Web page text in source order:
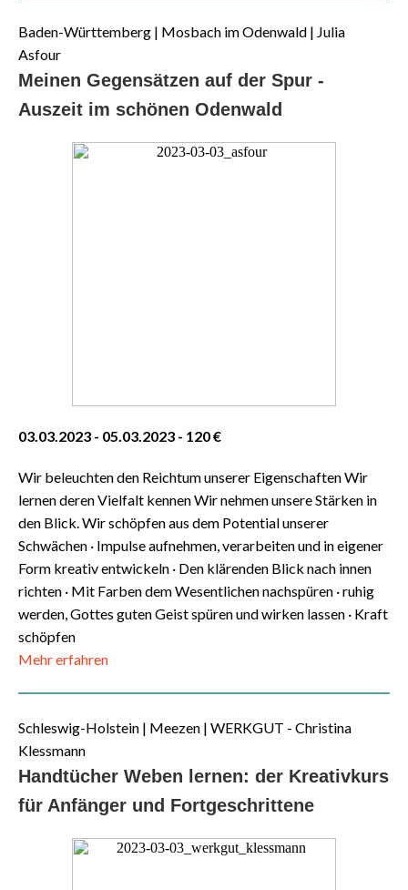
Baden-Württemberg | Mosbach im Odenwald | Julia
Asfour
Meinen Gegensätzen auf der Spur -
Auszeit im schönen Odenwald
03.03.2023 - 05.03.2023 - 120 €
Wir beleuchten den Reichtum unserer Eigenschaften Wir
lernen deren Vielfalt kennen Wir nehmen unsere Stärken in
den Blick. Wir schöpfen aus dem Potential unserer
Schwächen · Impulse aufnehmen, verarbeiten und in eigener
Form kreativ entwickeln · Den klärenden Blick nach innen
richten · Mit Farben dem Wesentlichen nachspüren · ruhig
werden, Gottes guten Geist spüren und wirken lassen · Kraft
schöpfen
Mehr erfahren
Schleswig-Holstein | Meezen | WERKGUT - Christina
Klessmann
Handtücher Weben lernen: der Kreativkurs
für Anfänger und Fortgeschrittene